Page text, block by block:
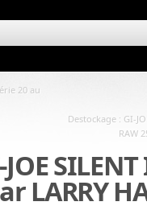
20 au
Destockage : GI-
RAW
SILENT
LARRY